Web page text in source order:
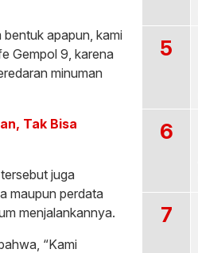
apapun, kami
Gempol 9, karena
minuman
Tak Bisa
juga
maupun perdata
menjalankannya.
“Kami
5
6
7